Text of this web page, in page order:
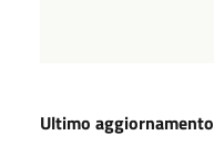
Ultimo aggiornamento